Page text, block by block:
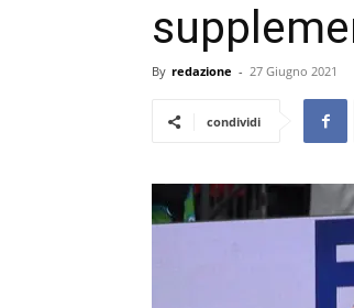
By redazione - 27 Giugno 2021
condividi